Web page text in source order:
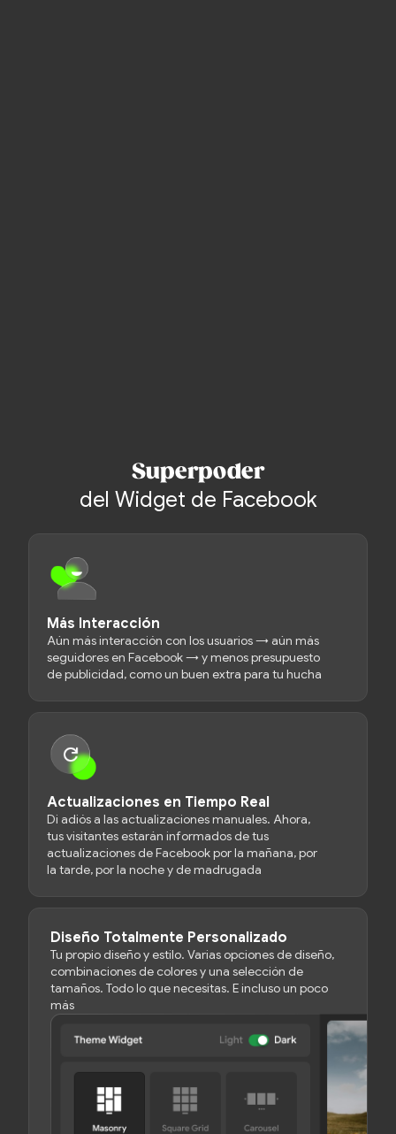
Superpoder
del Widget de Facebook
Más Interacción
Aún más interacción con los usuarios → aún más
seguidores en Facebook → y menos presupuesto
de publicidad, como un buen extra para tu hucha
Actualizaciones en Tiempo Real
Di adiós a las actualizaciones manuales. Ahora,
tus visitantes estarán informados de tus
actualizaciones de Facebook por la mañana, por
la tarde, por la noche y de madrugada
Diseño Totalmente Personalizado
Tu propio diseño y estilo. Varias opciones de diseño,
combinaciones de colores y una selección de
tamaños. Todo lo que necesitas. E incluso un poco
más